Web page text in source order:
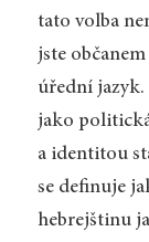
tato volba
jste
úřední jazyk.
jako
a identitou
se definuje
hebrejštinu